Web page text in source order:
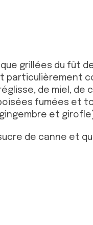
grillées du fût
de miel, de
fumées et
gingembre et
de canne et